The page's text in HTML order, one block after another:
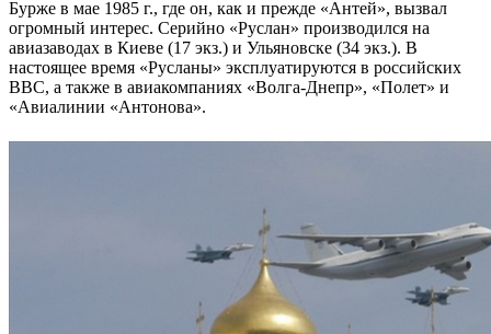
Бурже в мае 1985 г., где он, как и прежде «Антей», вызвал
огромный интерес. Серийно «Руслан» производился на
авиазаводах в Киеве (17 экз.) и Ульяновске (34 экз.). В
настоящее время «Русланы» эксплуатируются в российских
ВВС, а также в авиакомпаниях «Волга-Днепр», «Полет» и
«Авиалинии «Антонова».